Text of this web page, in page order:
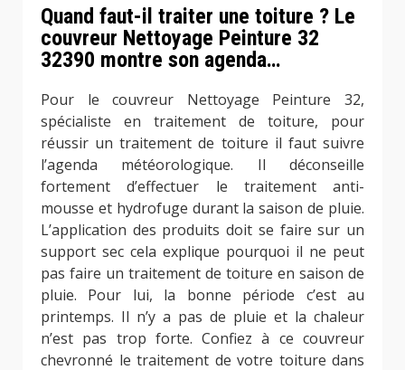
Quand faut-il traiter une toiture ? Le
couvreur Nettoyage Peinture 32
32390 montre son agenda…
Pour le couvreur Nettoyage Peinture 32,
spécialiste en traitement de toiture, pour
réussir un traitement de toiture il faut suivre
l’agenda météorologique. Il déconseille
fortement d’effectuer le traitement anti-
mousse et hydrofuge durant la saison de pluie.
L’application des produits doit se faire sur un
support sec cela explique pourquoi il ne peut
pas faire un traitement de toiture en saison de
pluie. Pour lui, la bonne période c’est au
printemps. Il n’y a pas de pluie et la chaleur
n’est pas trop forte. Confiez à ce couvreur
chevronné le traitement de votre toiture dans